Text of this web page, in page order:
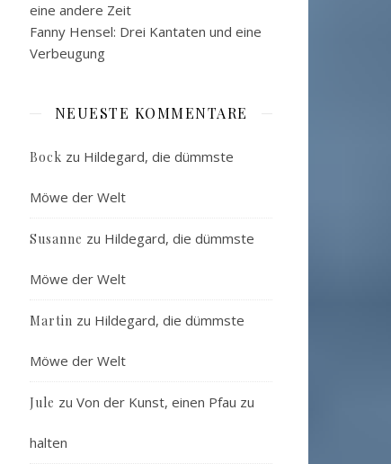
eine andere Zeit
Fanny Hensel: Drei Kantaten und eine
Verbeugung
NEUESTE KOMMENTARE
Bock zu Hildegard, die dümmste
Möwe der Welt
Susanne zu Hildegard, die dümmste
Möwe der Welt
Martin zu Hildegard, die dümmste
Möwe der Welt
Jule zu Von der Kunst, einen Pfau zu
halten